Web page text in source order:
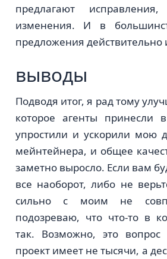
предлагают
изменения. И в
предложения
выводы
Подводя итог, я рад тому
которое агенты принесли
упростили и ускорили мою
мейнтейнера, и общее
заметно выросло. Если вам
все наоборот, либо не
сильно с моим не
подозреваю, что что-то в
так. Возможно, это вопрос
проект имеет не тысячи, а